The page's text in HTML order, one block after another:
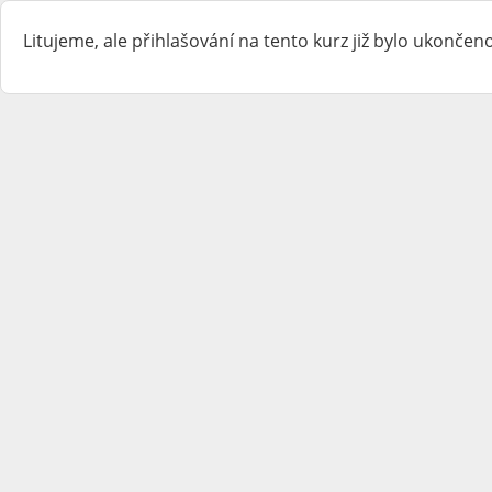
Litujeme, ale přihlašování na tento kurz již bylo